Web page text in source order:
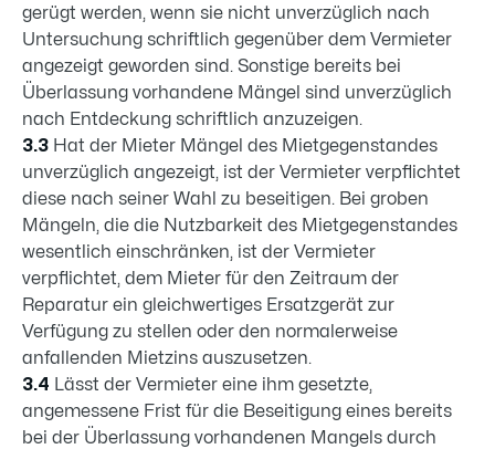
gerügt werden, wenn sie nicht unverzüglich nach
Untersuchung schriftlich gegenüber dem Vermieter
angezeigt geworden sind. Sonstige bereits bei
Überlassung vorhandene Mängel sind unverzüglich
nach Entdeckung schriftlich anzuzeigen.
3.3 Hat der Mieter Mängel des Mietgegenstandes
unverzüglich angezeigt, ist der Vermieter verpflichtet
diese nach seiner Wahl zu beseitigen. Bei groben
Mängeln, die die Nutzbarkeit des Mietgegenstandes
wesentlich einschränken, ist der Vermieter
verpflichtet, dem Mieter für den Zeitraum der
Reparatur ein gleichwertiges Ersatzgerät zur
Verfügung zu stellen oder den normalerweise
anfallenden Mietzins auszusetzen.
3.4 Lässt der Vermieter eine ihm gesetzte,
angemessene Frist für die Beseitigung eines bereits
bei der Überlassung vorhandenen Mangels durch